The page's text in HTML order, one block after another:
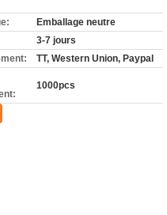
Emballage neutre
3-7 jours
TT, Western Union, Paypal
1000pcs